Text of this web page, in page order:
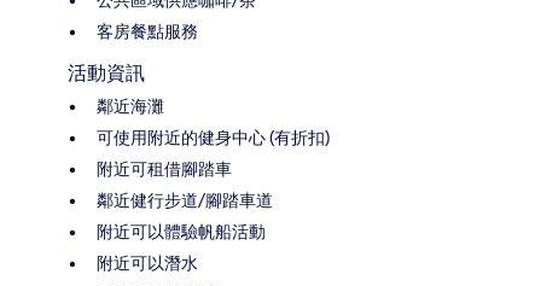
客房餐點服務
活動資訊
鄰近海灘
可使用附近的健身中心 (有折扣)
附近可租借腳踏車
鄰近健行步道/腳踏車道
附近可以體驗帆船活動
附近可以潛水